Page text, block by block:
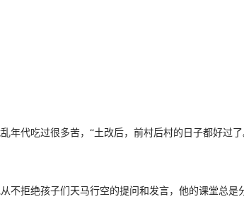
代吃过很多苦，“土改后，前村后村的日子都好过
拒绝孩子们天马行空的提问和发言，他的课堂总是